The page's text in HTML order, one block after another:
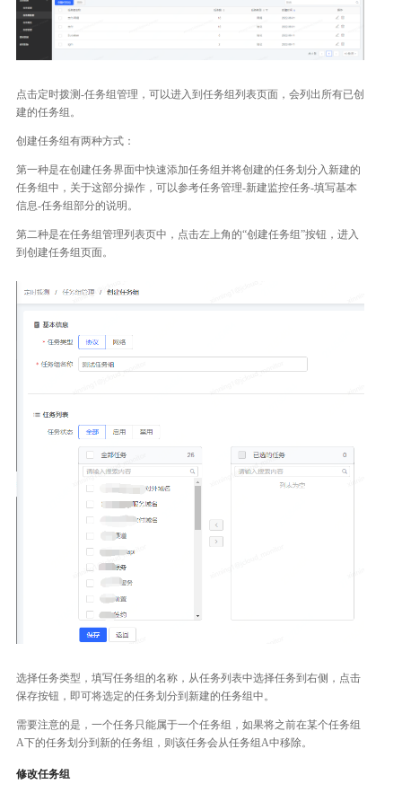
点击定时拨测-任务组管理，可以进入到任务组列表页面，会列出所有已创
建的任务组。
创建任务组有两种方式：
第一种是在创建任务界面中快速添加任务组并将创建的任务划分入新建的
任务组中，关于这部分操作，可以参考任务管理-新建监控任务-填写基本
信息-任务组部分的说明。
第二种是在任务组管理列表页中，点击左上角的“创建任务组”按钮，进入
到创建任务组页面。
选择任务类型，填写任务组的名称，从任务列表中选择任务到右侧，点击
保存按钮，即可将选定的任务划分到新建的任务组中。
需要注意的是，一个任务只能属于一个任务组，如果将之前在某个任务组
A下的任务划分到新的任务组，则该任务会从任务组A中移除。
修改任务组